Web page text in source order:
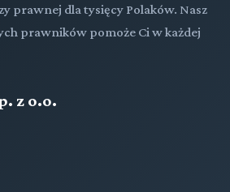
prawnej dla tysięcy Polaków. Nasz
prawników pomoże Ci w każdej
z o.o.